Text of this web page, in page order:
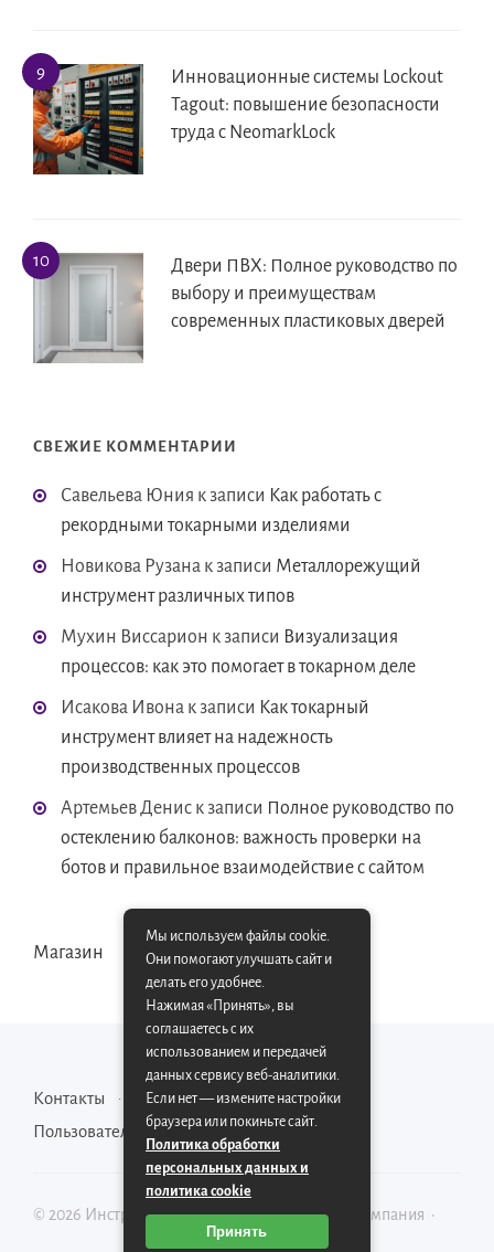
Инновационные системы Lockout
Tagout: повышение безопасности
труда с NeomarkLock
Двери ПВХ: Полное руководство по
выбору и преимуществам
современных пластиковых дверей
СВЕЖИЕ КОММЕНТАРИИ
Савельева Юния к записи Как работать с
рекордными токарными изделиями
Новикова Рузана к записи Металлорежущий
инструмент различных типов
Мухин Виссарион к записи Визуализация
процессов: как это помогает в токарном деле
Исакова Ивона к записи Как токарный
инструмент влияет на надежность
производственных процессов
Артемьев Денис к записи Полное руководство по
остеклению балконов: важность проверки на
ботов и правильное взаимодействие с сайтом
Магазин
Контакты
Карта сайта
Пользовательское соглашение
© 2026 Инструментально-производственная компания ·
Мы используем файлы cookie.
Они помогают улучшать сайт и
делать его удобнее.
Нажимая «Принять», вы
соглашаетесь с их
использованием и передачей
данных сервису веб-аналитики.
Если нет — измените настройки
браузера или покиньте сайт.
Политика обработки
персональных данных и
политика cookie
Принять